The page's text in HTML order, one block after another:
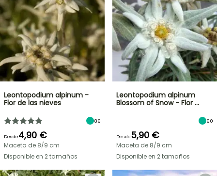
Leontopodium alpinum -
Flor de las nieves
86
Desde4,90 €
Maceta de 8/9 cm
Disponible en 2 tamaños
Leontopodium alpinum
Blossom of Snow - Flor …
60
Desde5,90 €
Maceta de 8/9 cm
Disponible en 2 tamaños